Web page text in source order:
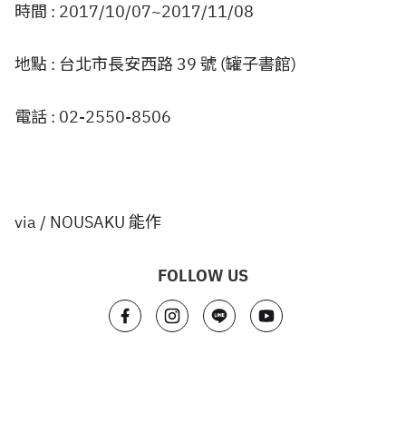
時間 : 2017/10/07~2017/11/08
地點 : 台北市長安西路 39 號 (罐子書館)
電話 : 02-2550-8506
via / NOUSAKU 能作
FOLLOW US